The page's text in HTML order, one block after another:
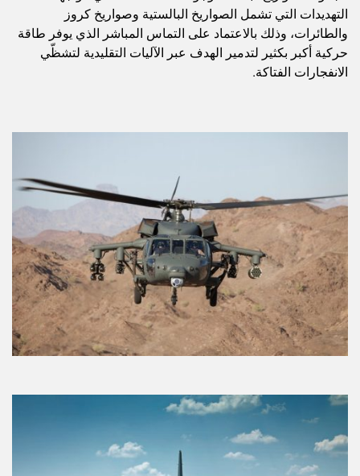
التهديدات التي تشمل الصواريخ البالستية وصواريخ كروز
والطائرات، وذلك بالاعتماد على التماس المباشر الذي يوفر طاقة
حركية أكبر بكثير لتدمير الهدف عبر الآليات التقليدية لتشظّي
الانفجارات الفتاكة.